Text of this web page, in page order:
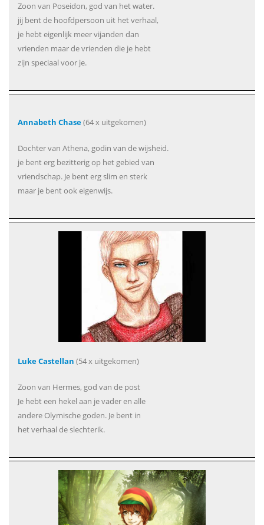
Zoon van Poseidon, god van het water.
jij bent de hoofdpersoon uit het verhaal,
je hebt eigenlijk meer vijanden dan
vrienden maar de vrienden die je hebt
zijn speciaal voor je.
Annabeth Chase(64 x uitgekomen)
Dochter van Athena, godin van de wijsheid.
je bent erg bezitterig op het gebied van
vriendschap. Je bent erg slim en sterk
maar je bent ook eigenwijs.
Luke Castellan (54 x uitgekomen)
Zoon van Hermes, god van de post
Je hebt een hekel aan je vader en alle
andere Olymische goden. Je bent in
het verhaal de slechterik.